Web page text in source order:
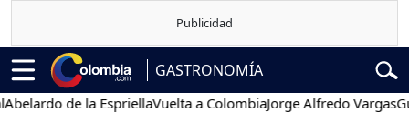
GASTRONOMÍA
de la EspriellaVuelta a ColombiaJorge Alfredo Vargas